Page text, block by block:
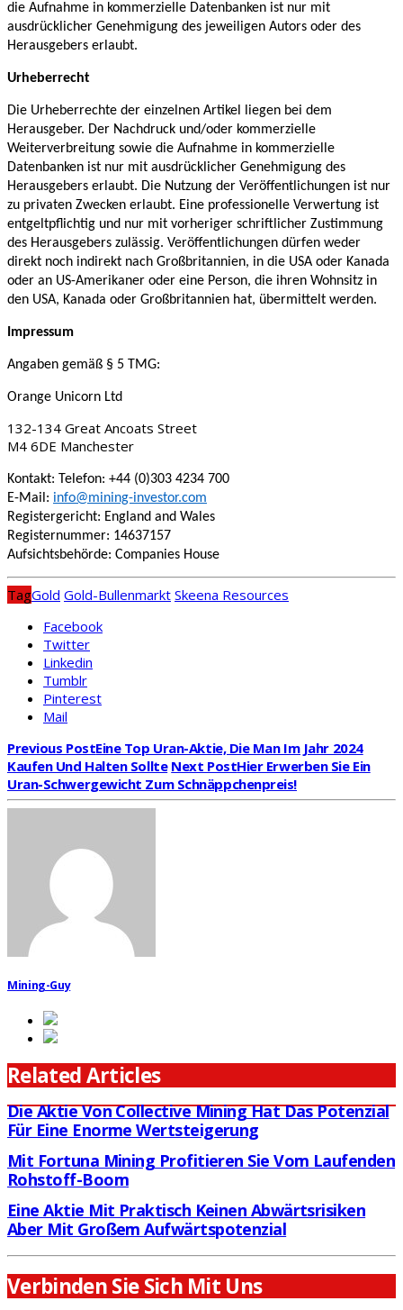
die Aufnahme in kommerzielle Datenbanken ist nur mit
ausdrücklicher Genehmigung des jeweiligen Autors oder des
Herausgebers erlaubt.
Urheberrecht
Die Urheberrechte der einzelnen Artikel liegen bei dem
Herausgeber. Der Nachdruck und/oder kommerzielle
Weiterverbreitung sowie die Aufnahme in kommerzielle
Datenbanken ist nur mit ausdrücklicher Genehmigung des
Herausgebers erlaubt. Die Nutzung der Veröffentlichungen ist nur
zu privaten Zwecken erlaubt. Eine professionelle Verwertung ist
entgeltpflichtig und nur mit vorheriger schriftlicher Zustimmung
des Herausgebers zulässig. Veröffentlichungen dürfen weder
direkt noch indirekt nach Großbritannien, in die USA oder Kanada
oder an US-Amerikaner oder eine Person, die ihren Wohnsitz in
den USA, Kanada oder Großbritannien hat, übermittelt werden.
Impressum
Angaben gemäß § 5 TMG:
Orange Unicorn Ltd
132-134 Great Ancoats Street
M4 6DE Manchester
Kontakt: Telefon: +44 (0)303 4234 700
E-Mail: info@mining-investor.com
Registergericht: England and Wales
Registernummer: 14637157
Aufsichtsbehörde: Companies House
TagGold Gold-Bullenmarkt Skeena Resources
Facebook
Twitter
Linkedin
Tumblr
Pinterest
Mail
Previous PostEine Top Uran-Aktie, Die Man Im Jahr 2024
Kaufen Und Halten Sollte Next PostHier Erwerben Sie Ein
Uran-Schwergewicht Zum Schnäppchenpreis!
Mining-Guy
Related Articles
Die Aktie Von Collective Mining Hat Das Potenzial
Für Eine Enorme Wertsteigerung
Mit Fortuna Mining Profitieren Sie Vom Laufenden
Rohstoff-Boom
Eine Aktie Mit Praktisch Keinen Abwärtsrisiken
Aber Mit Großem Aufwärtspotenzial
Verbinden Sie Sich Mit Uns